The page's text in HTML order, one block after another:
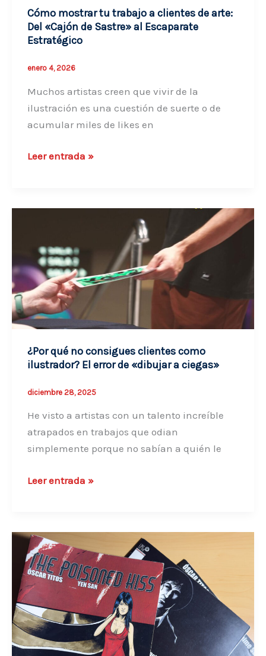
intento
Cómo mostrar tu trabajo a clientes de arte:
Del «Cajón de Sastre» al Escaparate
Estratégico
enero 4, 2026
Muchos artistas creen que vivir de la
ilustración es una cuestión de suerte o de
acumular miles de likes en
Cómo
trabajo
arte:
Del
«Cajón
de
al
Escaparate
Estratégico
Leer entrada »
¿Por qué no consigues clientes como
ilustrador? El error de «dibujar a ciegas»
diciembre 28, 2025
He visto a artistas con un talento increíble
atrapados en trabajos que odian
simplemente porque no sabían a quién le
¿Por
consigues
clientes
como
ilustrador?
El
error
de
«dibujar
Leer entrada »